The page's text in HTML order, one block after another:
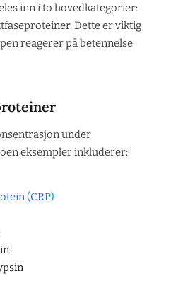
inn i to hovedkategorier:
Dette er viktig
reagerer på betennelse
under
eksempler inkluderer:
(CRP)